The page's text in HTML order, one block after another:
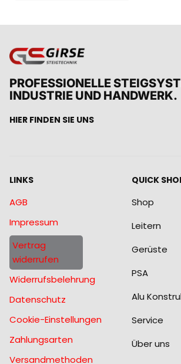
PROFESSIONELLE
INDUSTRIE UND HANDWERK.
HIER FINDEN SIE UNS
LINKS
AGB
Impressum
Vertrag
widerrufen
Widerrufsbelehrung
Datenschutz
Cookie-Einstellungen
Zahlungsarten
Versandmethoden
QUICK
Shop
Leitern
Gerüste
PSA
Alu
Service
Über uns